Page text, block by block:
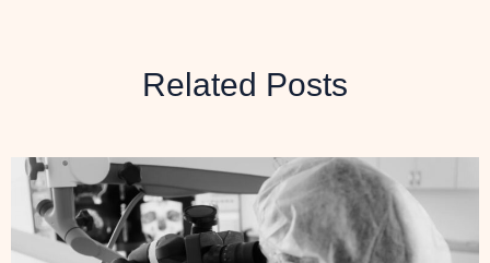
Related Posts